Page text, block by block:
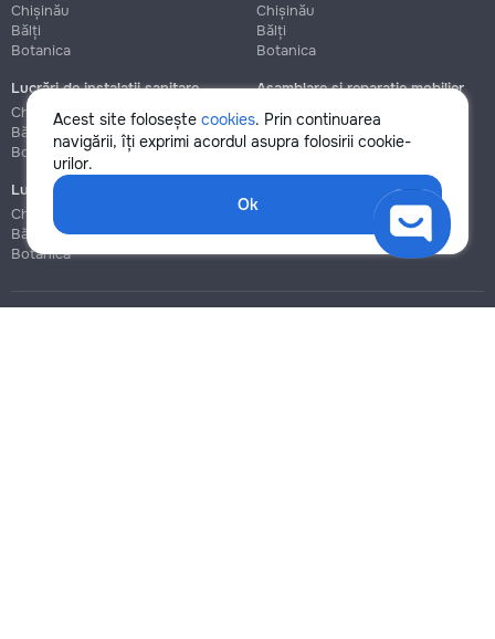
Acest site folosește cookies. Prin continuarea
navigării, îți exprimi acordul asupra folosirii cookie-
urilor.
Ok
Chișinău
Bălți
Botanica
Chișinău
Bălți
Botanica
Lucrări de instalații sanitare
Chișinău
Bălți
Botanica
Asamblare și reparație mobilier
Chișinău
Botanica
Lucrări de construcție și instalare
Chișinău
Bălți
Botanica